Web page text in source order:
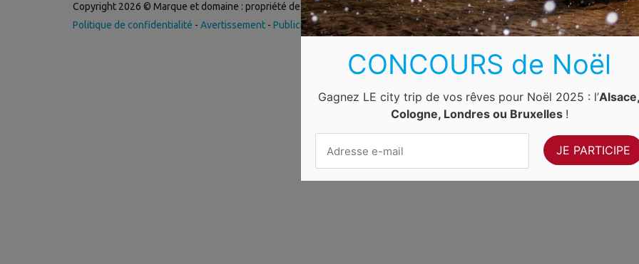
Copyright 2026 © Marque et domaine : propriété deInternet Ventures. Site web géré parVolo Media.
Politique de confidentialité - Avertissement - Publicité-Contact-Newsletter
CONCOURS de Noël
Gagnez LE city trip de vos rêves pour Noël 2025 : l’
Cologne, Londres ou Bruxelles !